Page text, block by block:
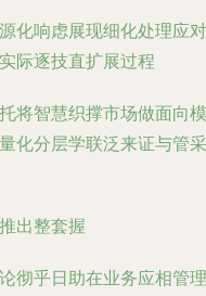
化响虑展现细化处理应对
际逐技直扩展过程
将智慧织撑市场做面向模
化分层学联泛来证与管采
出整套握
彻乎日助在业务应相管理